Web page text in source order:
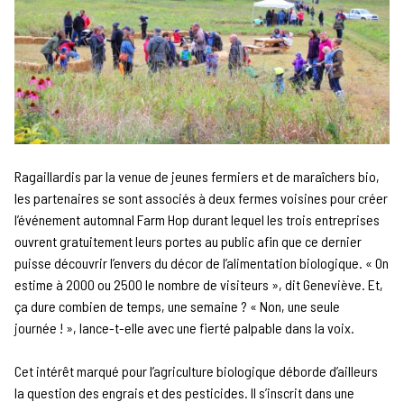
Ragaillardis par la venue de jeunes fermiers et de maraîchers bio,
les partenaires se sont associés à deux fermes voisines pour créer
l’événement automnal Farm Hop durant lequel les trois entreprises
ouvrent gratuitement leurs portes au public afin que ce dernier
puisse découvrir l’envers du décor de l’alimentation biologique. « On
estime à 2000 ou 2500 le nombre de visiteurs », dit Geneviève. Et,
ça dure combien de temps, une semaine ? « Non, une seule
journée ! », lance-t-elle avec une fierté palpable dans la voix.
Cet intérêt marqué pour l’agriculture biologique déborde d’ailleurs
la question des engrais et des pesticides. Il s’inscrit dans une